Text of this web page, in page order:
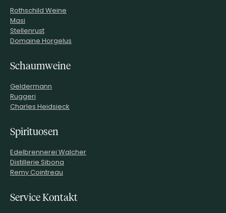
Rothschild Weine
Masi
Stellenrust
Domaine Horgelus
Schaumweine
Geldermann
Ruggeri
Charles Heidsieck
Spirituosen
Edelbrennerei Walcher
Distillerie Sibona
Remy Cointreau
Service Kontakt